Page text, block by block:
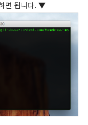
면 됩니다. ▼